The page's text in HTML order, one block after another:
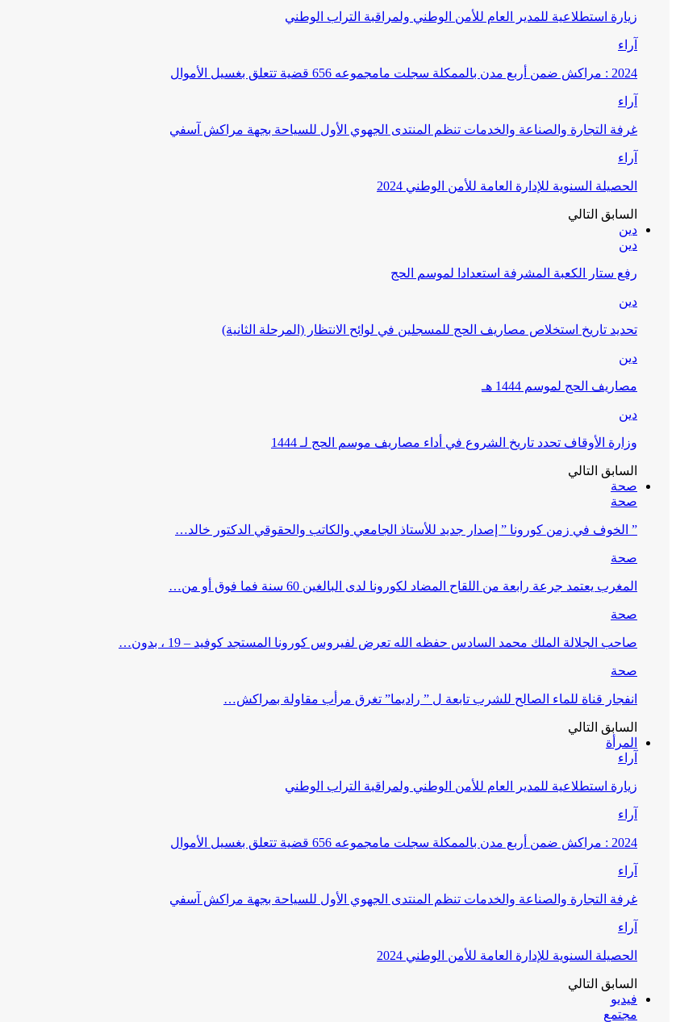
زيارة استطلاعية للمدير العام للأمن الوطني ولمراقبة التراب الوطني
آراء
2024 : مراكش ضمن أربع مدن بالممكلة سجلت مامجموعه 656 قضية تتعلق بغسيل الأموال
آراء
غرفة التجارة والصناعة والخدمات تنظم المنتدى الجهوي الأول للسياحة بجهة مراكش آسفي
آراء
الحصيلة السنوية للإدارة العامة للأمن الوطني 2024
السابق التالي
دين
دين
رفع ستار الكعبة المشرفة استعدادا لموسم الحج
دين
تحديد تاريخ استخلاص مصاريف الحج للمسجلين في لوائح الانتظار (المرحلة الثانية)
دين
مصاريف الحج لموسم 1444 هـ
دين
وزارة الأوقاف تحدد تاريخ الشروع في أداء مصاريف موسم الحج لـ 1444
السابق التالي
صحة
صحة
” الخوف في زمن كورونا ” إصدار جديد للأستاذ الجامعي والكاتب والحقوقي الدكتور خالد…
صحة
المغرب يعتمد جرعة رابعة من اللقاح المضاد لكورونا لدى البالغين 60 سنة فما فوق أو من…
صحة
صاحب الجلالة الملك محمد السادس حفظه الله تعرض لفيروس كورونا المستجد كوفيد – 19 ، بدون…
صحة
انفجار قناة للماء الصالح للشرب تابعة ل ” راديما” تغرق مرأب مقاولة بمراكش…
السابق التالي
المرأة
آراء
زيارة استطلاعية للمدير العام للأمن الوطني ولمراقبة التراب الوطني
آراء
2024 : مراكش ضمن أربع مدن بالممكلة سجلت مامجموعه 656 قضية تتعلق بغسيل الأموال
آراء
غرفة التجارة والصناعة والخدمات تنظم المنتدى الجهوي الأول للسياحة بجهة مراكش آسفي
آراء
الحصيلة السنوية للإدارة العامة للأمن الوطني 2024
السابق التالي
فيديو
مجتمع